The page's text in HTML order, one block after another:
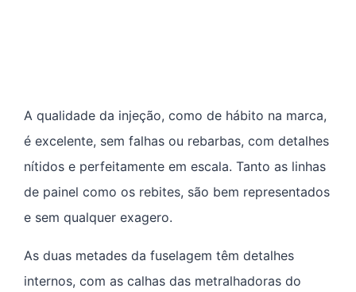
A qualidade da injeção, como de hábito na marca,
é excelente, sem falhas ou rebarbas, com detalhes
nítidos e perfeitamente em escala. Tanto as linhas
de painel como os rebites, são bem representados
e sem qualquer exagero.
As duas metades da fuselagem têm detalhes
internos, com as calhas das metralhadoras do